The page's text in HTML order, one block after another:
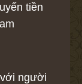
tiền
người